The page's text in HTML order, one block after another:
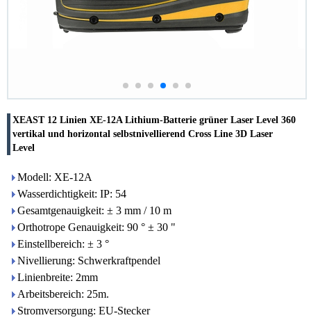
XEAST 12 Linien XE-12A Lithium-Batterie grüner Laser Level 360
vertikal und horizontal selbstnivellierend Cross Line 3D Laser
Level
Modell: XE-12A
Wasserdichtigkeit: IP: 54
Gesamtgenauigkeit: ± 3 mm / 10 m
Orthotrope Genauigkeit: 90 ° ± 30 "
Einstellbereich: ± 3 °
Nivellierung: Schwerkraftpendel
Linienbreite: 2mm
Arbeitsbereich: 25m.
Stromversorgung: EU-Stecker